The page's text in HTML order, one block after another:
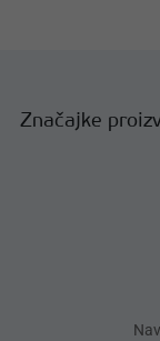
Značajke